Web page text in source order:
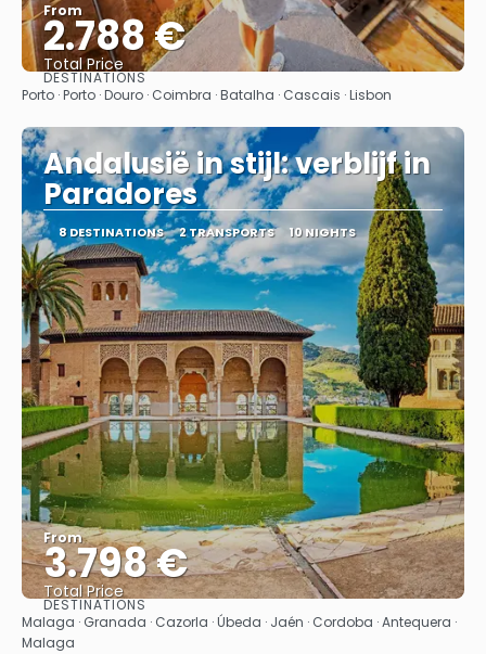
From
2.788 €
Total Price
See
DESTINATIONS
Porto · Porto · Douro · Coimbra · Batalha · Cascais · Lisbon
Andalusië in stijl: verblijf in
Paradores
8 DESTINATIONS 2 TRANSPORTS 10 NIGHTS
From
3.798 €
Total Price
See
DESTINATIONS
Malaga · Granada · Cazorla · Úbeda · Jaén · Cordoba · Antequera ·
Malaga